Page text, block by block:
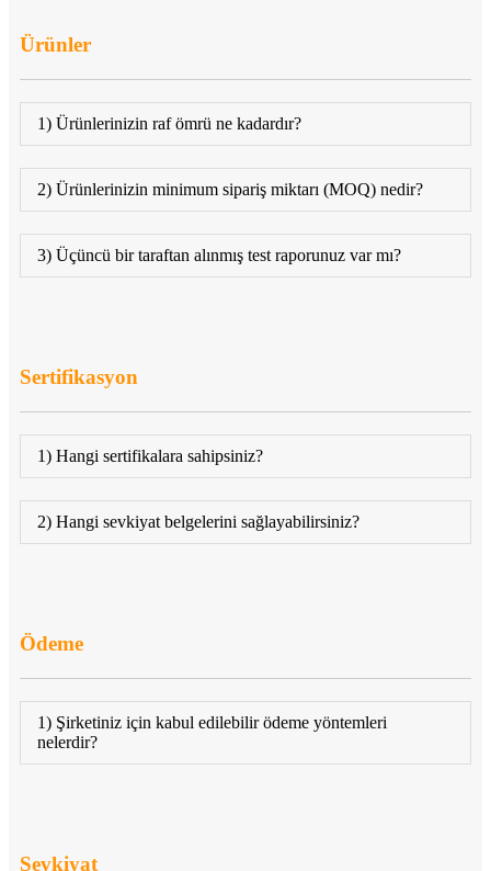
Ürünler
1) Ürünlerinizin raf ömrü ne kadardır?
2) Ürünlerinizin minimum sipariş miktarı (MOQ) nedir?
3) Üçüncü bir taraftan alınmış test raporunuz var mı?
Sertifikasyon
1) Hangi sertifikalara sahipsiniz?
2) Hangi sevkiyat belgelerini sağlayabilirsiniz?
Ödeme
1) Şirketiniz için kabul edilebilir ödeme yöntemleri
nelerdir?
Sevkiyat